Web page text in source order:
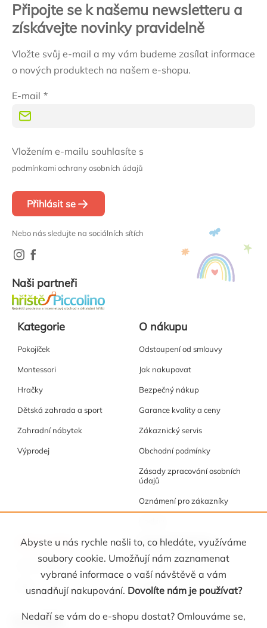
Abyste u nás rychle našli to, co hledáte, využíváme
soubory cookie. Umožňují nám zaznamenat
vybrané informace o vaší návštěvě a vám
usnadňují nakupování. Dovolíte nám je používat?
Nedaří se vám do e-shopu dostat? Omlouváme se,
Připojte se k našemu newsletteru a
získávejte novinky pravidelně
Vložte svůj e-mail a my vám budeme zasílat informace
o nových produktech na našem e-shopu.
E-mail
Vložením e-mailu souhlasíte s
podmínkami ochrany osobních údajů
Přihlásit se
Nebo nás sledujte na sociálních sítích
Naši partneři
Kategorie
Pokojíček
Montessori
Hračky
Dětská zahrada a sport
Zahradní nábytek
Výprodej
O nákupu
Odstoupení od smlouvy
Jak nakupovat
Bezpečný nákup
Garance kvality a ceny
Zákaznický servis
Obchodní podmínky
Zásady zpracování osobních
údajů
Oznámení pro zákazníky
Akce a tipy
Akční nabídka
Osobní kabinet
Registrace
Oblíbené
Kontakt